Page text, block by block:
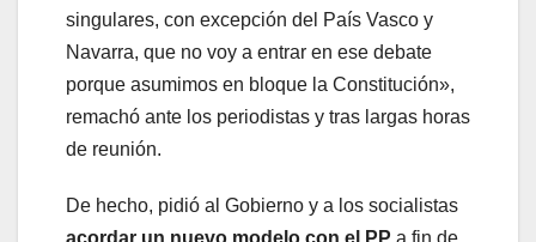
singulares, con excepción del País Vasco y
Navarra, que no voy a entrar en ese debate
porque asumimos en bloque la Constitución»,
remachó ante los periodistas y tras largas horas
de reunión.
De hecho, pidió al Gobierno y a los socialistas